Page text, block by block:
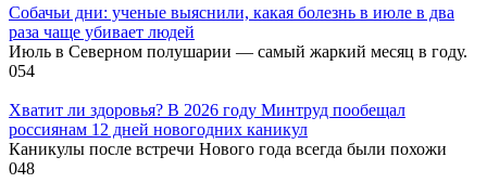
Собачьи дни: ученые выяснили, какая болезнь в июле в два
раза чаще убивает людей
Июль в Северном полушарии — самый жаркий месяц в году.
054
Хватит ли здоровья? В 2026 году Минтруд пообещал
россиянам 12 дней новогодних каникул
Каникулы после встречи Нового года всегда были похожи
048